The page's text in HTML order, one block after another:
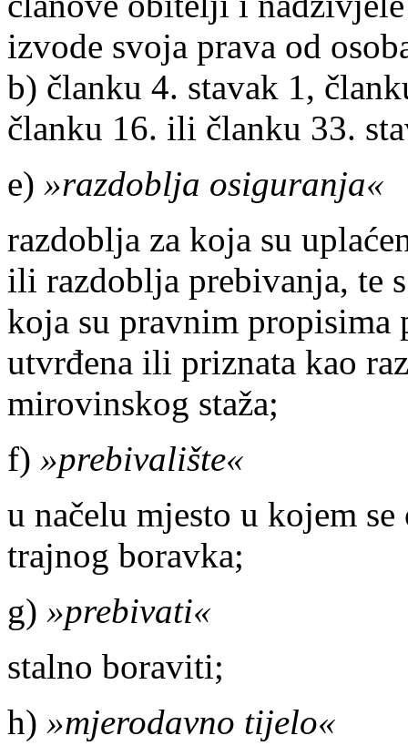
izvode svoja prava od
b) članku 4. stavak 1,
članku 16. ili članku 33.
e) »razdoblja osiguranja«
razdoblja za koja su
ili razdoblja prebivanja, te
koja su pravnim propisima
utvrđena ili priznata kao
mirovinskog staža;
f) »prebivalište«
u načelu mjesto u kojem
trajnog boravka;
g) »prebivati«
stalno boraviti;
h) »mjerodavno tijelo«